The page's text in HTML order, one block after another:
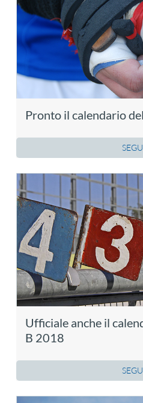
Pronto il calendario
Ufficiale anche il
B 2018